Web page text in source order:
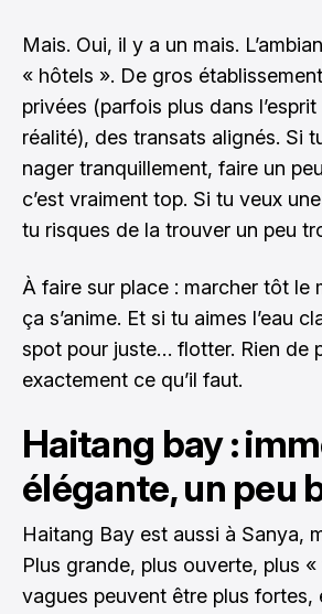
Mais. Oui, il y a un mais.
« hôtels ». De gros
privées (parfois plus dans
réalité), des transats alignés. Si
nager tranquillement, faire un
c’est vraiment top. Si tu veux
tu risques de la trouver un peu
À faire sur place : marcher tôt le
ça s’anime. Et si tu aimes l’eau
spot pour juste… flotter. Rien de
exactement ce qu’il faut.
Haitang bay :
élégante, un peu
Haitang Bay est aussi à Sanya,
Plus grande, plus ouverte, plus «
vagues peuvent être plus fortes,